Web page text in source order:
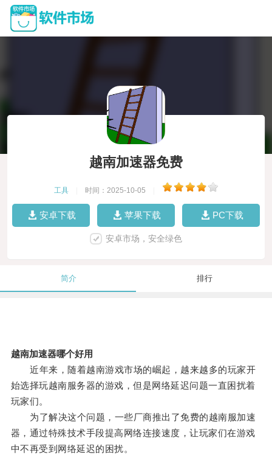
越南加速器免费
工具 时间：2025-10-05
安卓下载 苹果下载 PC下载
安卓市场，安全绿色
简介 排行
越南加速器哪个好用
近年来，随着越南游戏市场的崛起，越来越多的玩家开
始选择玩越南服务器的游戏，但是网络延迟问题一直困扰着
玩家们。
为了解决这个问题，一些厂商推出了免费的越南服加速
器，通过特殊技术手段提高网络连接速度，让玩家们在游戏
中不再受到网络延迟的困扰。